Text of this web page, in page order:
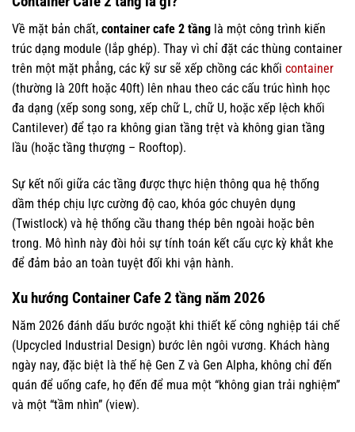
Về mặt bản chất, container cafe 2 tầng là một công trình kiến
trúc dạng module (lắp ghép). Thay vì chỉ đặt các thùng container
trên một mặt phẳng, các kỹ sư sẽ xếp chồng các khối container
(thường là 20ft hoặc 40ft) lên nhau theo các cấu trúc hình học
đa dạng (xếp song song, xếp chữ L, chữ U, hoặc xếp lệch khối
Cantilever) để tạo ra không gian tầng trệt và không gian tầng
lầu (hoặc tầng thượng – Rooftop).
Sự kết nối giữa các tầng được thực hiện thông qua hệ thống
dầm thép chịu lực cường độ cao, khóa góc chuyên dụng
(Twistlock) và hệ thống cầu thang thép bên ngoài hoặc bên
trong. Mô hình này đòi hỏi sự tính toán kết cấu cực kỳ khắt khe
để đảm bảo an toàn tuyệt đối khi vận hành.
Xu hướng Container Cafe 2 tầng năm 2026
Năm 2026 đánh dấu bước ngoặt khi thiết kế công nghiệp tái chế
(Upcycled Industrial Design) bước lên ngôi vương. Khách hàng
ngày nay, đặc biệt là thế hệ Gen Z và Gen Alpha, không chỉ đến
quán để uống cafe, họ đến để mua một “không gian trải nghiệm”
và một “tầm nhìn” (view).